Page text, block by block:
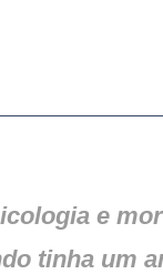
e
tinha um